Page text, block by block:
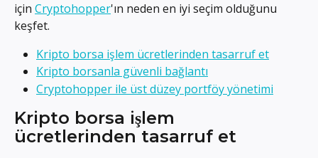
için Cryptohopper'ın neden en iyi seçim olduğunu
keşfet.
Kripto borsa işlem ücretlerinden tasarruf et
Kripto borsanla güvenli bağlantı
Cryptohopper ile üst düzey portföy yönetimi
Kripto borsa işlem
ücretlerinden tasarruf et